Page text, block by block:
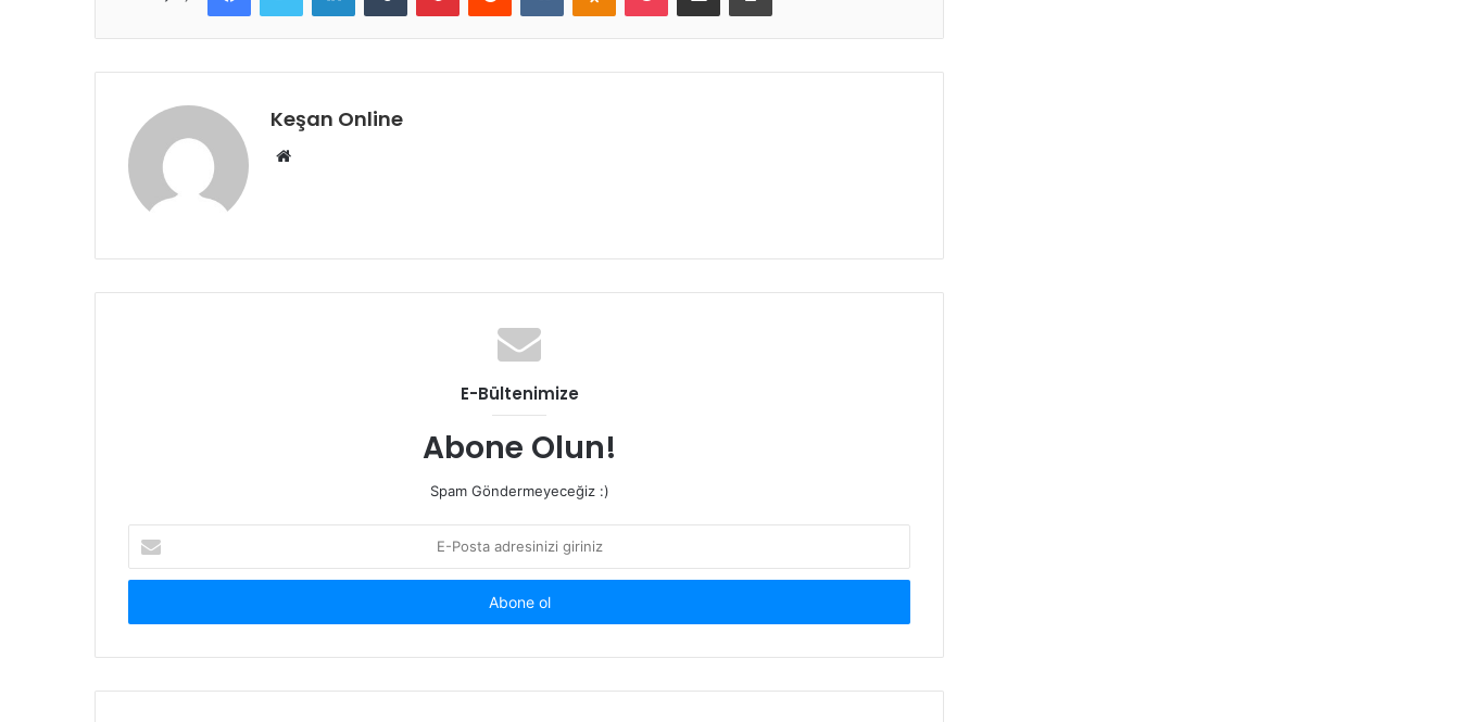
Keşan Online
Web
E-Bültenimize
Abone Olun!
Spam Göndermeyeceğiz :)
Posta
adresinizi